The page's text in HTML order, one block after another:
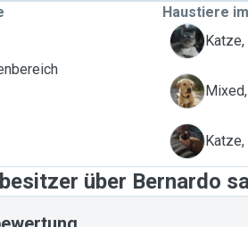
Haustiere
A
Katze,
B
F Katze,
über Bernardo